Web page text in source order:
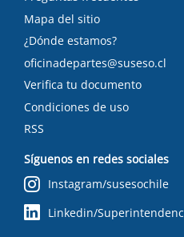
Mapa del sitio
¿Dónde estamos?
oficinadepartes@suseso.cl
Verifica tu documento
Condiciones de uso
RSS
Síguenos en redes sociales
Instagram/susesochile
Linkedin/